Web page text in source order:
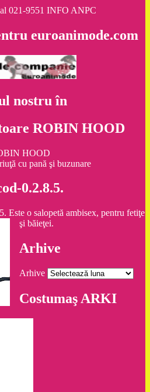
021-9551 INFO ANPC
euroanimode.com
nostru în
ROBIN HOOD
cu pană şi buzunare
0.2.8.5.
Este o salopetă ambisex, pentru fetiţe
şi băieţei.
Arhive
Arhive
Costumaş ARKI